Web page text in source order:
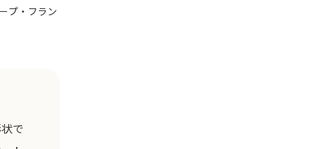
プ・フラン
で